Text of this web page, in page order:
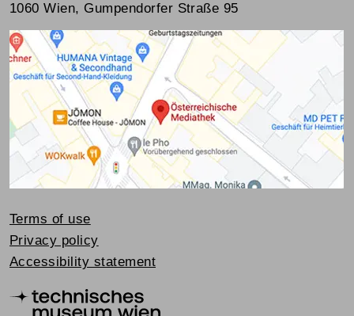
1060 Wien, Gumpendorfer Straße 95
Terms of use
Privacy policy
Accessibility statement